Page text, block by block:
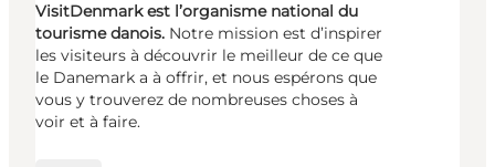
VisitDenmark est l’organisme national du
tourisme danois. Notre mission est d’inspirer
les visiteurs à découvrir le meilleur de ce que
le Danemark a à offrir, et nous espérons que
vous y trouverez de nombreuses choses à
voir et à faire.